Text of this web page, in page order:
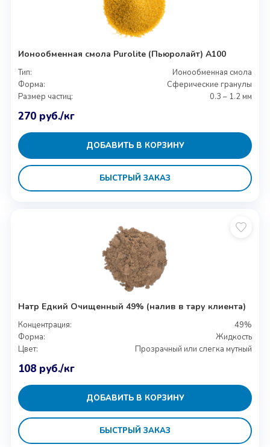
Ионообменная смола Purolite (Пьюролайт) A100
Тип:
Ионообменная смола
Форма:
Сферические гранулы
Размер частиц:
0.3 – 1.2 мм
270 руб./кг
ДОБАВИТЬ В КОРЗИНУ
БЫСТРЫЙ ЗАКАЗ
Натр Едкий Очищенный 49% (налив в тару клиента)
Концентрация:
49%
Форма:
Жидкость
Цвет:
Прозрачный или слегка мутный
108 руб./кг
ДОБАВИТЬ В КОРЗИНУ
БЫСТРЫЙ ЗАКАЗ